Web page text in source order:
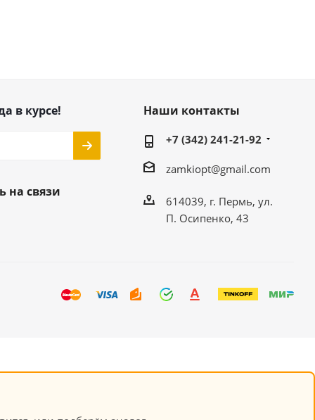
в курсе!
на связи
Наши контакты
+7 (342) 241-21-92
zamkiopt@gmail.com
614039, г. Пермь, ул.
П. Осипенко, 43